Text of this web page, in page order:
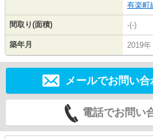
有楽町
間取り(面積) -(-)
築年月 2019
メールでお問い
電話でお問い